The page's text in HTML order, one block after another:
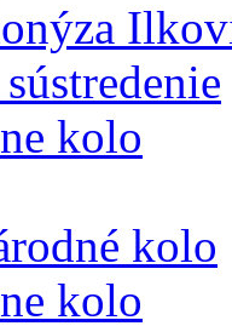
kolo
kolo
kolo